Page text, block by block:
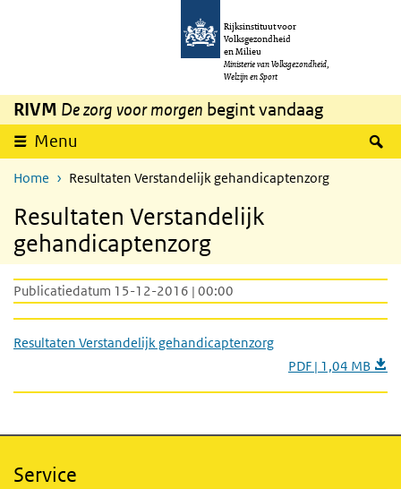
Overslaan en naar de inhoud gaan
Rijksinstituut voor
Volksgezondheid
en Milieu
Ministerie van Volksgezondheid,
Welzijn en Sport
RIVM De zorg voor morgen begint vandaag
Menu
Home Resultaten Verstandelijk gehandicaptenzorg
Resultaten Verstandelijk
gehandicaptenzorg
Publicatiedatum 15-12-2016 | 00:00
Resultaten Verstandelijk gehandicaptenzorg
PDF | 1,04 MB
Service